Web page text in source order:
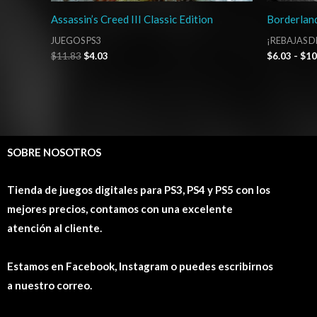
Assassin’s Creed III Classic Edition
JUEGOS PS3
$11.83$4.03
¡REBAJAS
$6.03 - $
SOBRE NOSOTROS
Tienda de juegos digitales para PS3, PS4 y PS5 con los
mejores precios, contamos con una excelente
atención al cliente.
Estamos en Facebook, Instagram o puedes escribirnos
a nuestro correo.